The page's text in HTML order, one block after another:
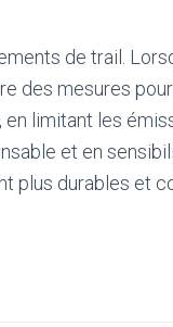
de trail.
des mesures
limitant les
et en
plus durables et